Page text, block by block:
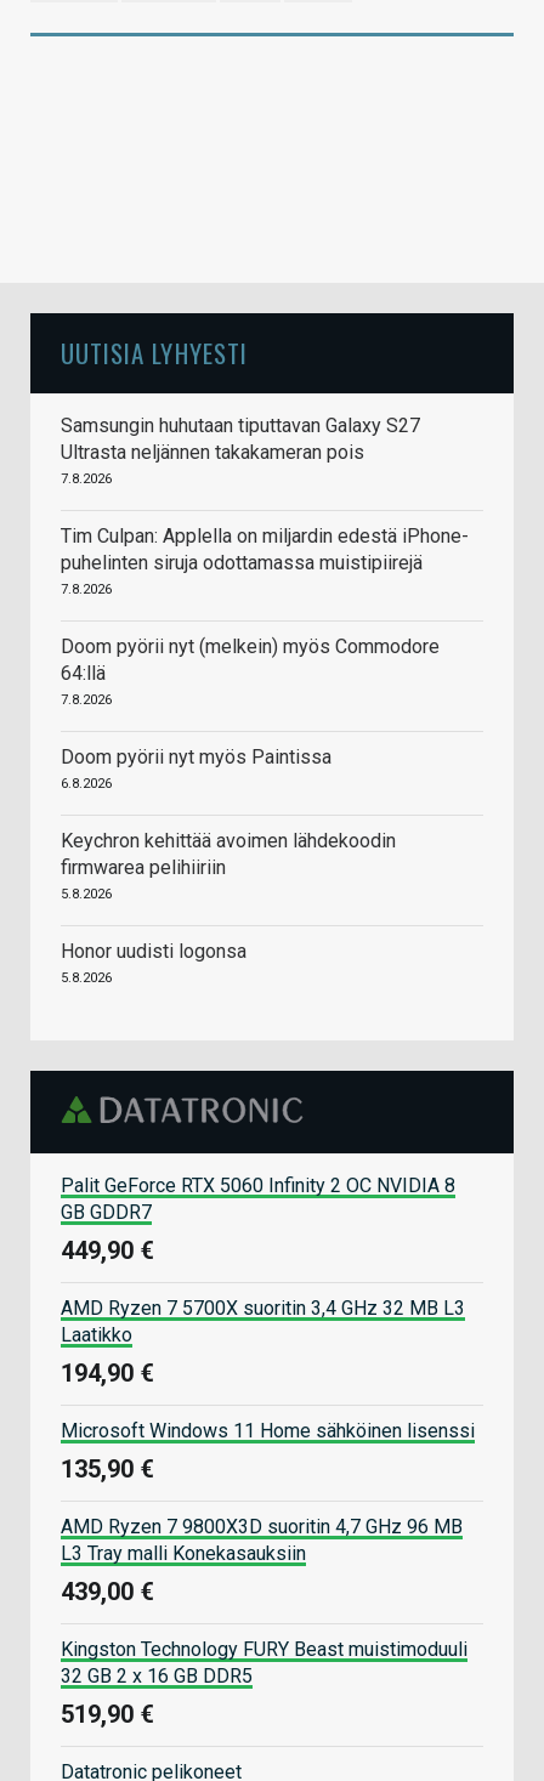
UUTISIA LYHYESTI
Samsungin huhutaan tiputtavan Galaxy S27
Ultrasta neljännen takakameran pois
7.8.2026
Tim Culpan: Applella on miljardin edestä iPhone-
puhelinten siruja odottamassa muistipiirejä
7.8.2026
Doom pyörii nyt (melkein) myös Commodore
64:llä
7.8.2026
Doom pyörii nyt myös Paintissa
6.8.2026
Keychron kehittää avoimen lähdekoodin
firmwarea pelihiiriin
5.8.2026
Honor uudisti logonsa
5.8.2026
Palit GeForce RTX 5060 Infinity 2 OC NVIDIA 8
GB GDDR7
449,90 €
AMD Ryzen 7 5700X suoritin 3,4 GHz 32 MB L3
Laatikko
194,90 €
Microsoft Windows 11 Home sähköinen lisenssi
135,90 €
AMD Ryzen 7 9800X3D suoritin 4,7 GHz 96 MB
L3 Tray malli Konekasauksiin
439,00 €
Kingston Technology FURY Beast muistimoduuli
32 GB 2 x 16 GB DDR5
519,90 €
Datatronic pelikoneet